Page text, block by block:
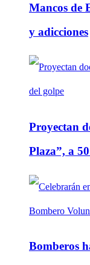
Mancos de
y adicciones
Proyectan
Plaza”, a
Bomberos